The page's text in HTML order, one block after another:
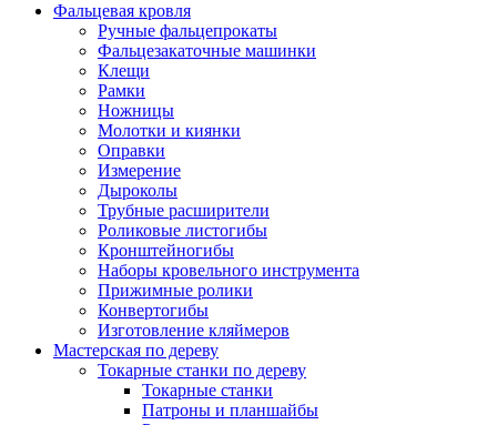
Фальцевая кровля
Ручные фальцепрокаты
Фальцезакаточные машинки
Клещи
Рамки
Ножницы
Молотки и киянки
Оправки
Измерение
Дыроколы
Трубные расширители
Роликовые листогибы
Кронштейногибы
Наборы кровельного инструмента
Прижимные ролики
Конвертогибы
Изготовление кляймеров
Мастерская по дереву
Токарные станки по дереву
Токарные станки
Патроны и планшайбы